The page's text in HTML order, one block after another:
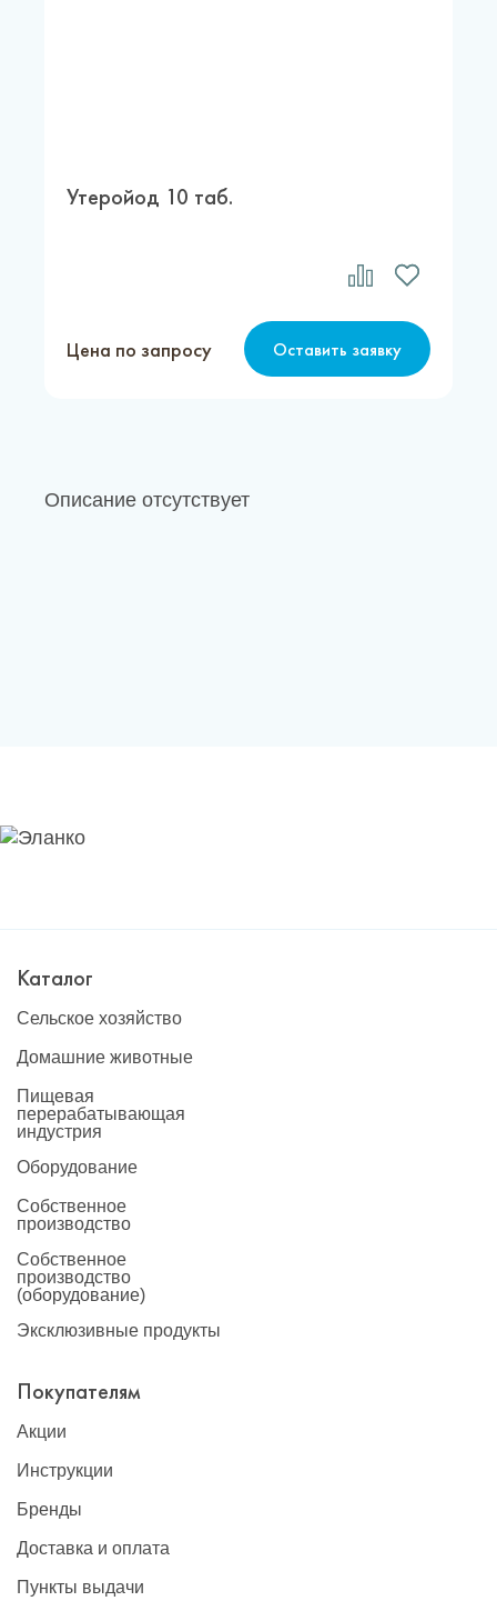
Утеройод 10 таб.
Цена по запросу Оставить заявку
Описание отсутствует
Каталог
Сельское хозяйство
Домашние животные
Пищевая
перерабатывающая
индустрия
Оборудование
Собственное
производство
Собственное
производство
(оборудование)
Эксклюзивные продукты
Покупателям
Акции
Инструкции
Бренды
Доставка и оплата
Пункты выдачи